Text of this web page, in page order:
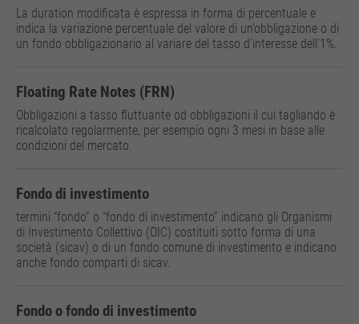
La duration modificata è espressa in forma di percentuale e
indica la variazione percentuale del valore di un’obbligazione o di
un fondo obbligazionario al variare del tasso d’interesse dell’1%.
Floating Rate Notes (FRN)
Obbligazioni a tasso fluttuante od obbligazioni il cui tagliando è
ricalcolato regolarmente, per esempio ogni 3 mesi in base alle
condizioni del mercato.
Fondo di investimento
termini “fondo” o “fondo di investimento” indicano gli Organismi
di Investimento Collettivo (OIC) costituiti sotto forma di una
società (sicav) o di un fondo comune di investimento e indicano
anche fondo comparti di sicav.
Fondo o fondo di investimento